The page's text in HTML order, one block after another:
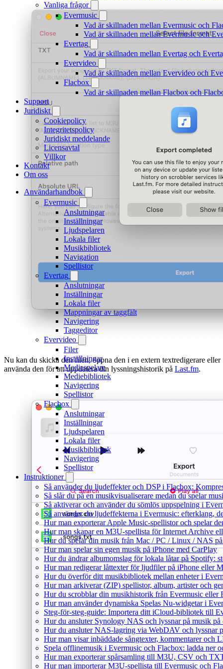
Vanliga frågor
Evermusic
Vad är skillnaden mellan Evermusic och
Vad är skillnaden mellan Evermusic och
Evertag
Vad är skillnaden mellan Evertag och
Evervideo
Vad är skillnaden mellan Evervideo och
Flacbox
Vad är skillnaden mellan Flacbox och
Support
Juridiskt
Cookiepolicy
Integritetspolicy
Juridiskt meddelande
Licensavtal
Villkor
Kontakt
Om oss
Användarhandbok
Evermusic
Anslutningar
Inställningar
Ljudspelaren
Lokala filer
Musikbibliotek
Navigation
Spellistor
Evertag
Anslutningar
Inställningar
Lokala filer
Mappningar av taggfält
Navigering
Taggeditor
Evervideo
Filer
Inställningar
Mediaspelare
Mediebibliotek
Navigering
Spellistor
Flacbox
Anslutningar
Inställningar
Ljudspelaren
Lokala filer
Musikbibliotek
Navigering
Spellistor
Instruktioner
Så använder du ljudeffekter och DSP i Flacbox:
Så slår du på en musikvisualiserare medan du spelar
Så aktiverar och använder du sömlös uppspelning i
Så använder du ljudeffekterna i Evermusic: efterklang,
Hur man exporterar Apple Music-spellistor och spelar
Hur man skapar en M3U-spellista för Internet Archive
Hur du spelar din musik från Mac / PC / Linux / NAS
Hur man spelar sin egen musik på iPhone med CarPlay
Hur du ändrar albumomslag för lokala låtar på Spotify:
Hur man redigerar låttexter för ljudfiler på iPhone eller
Hur du överför ditt musikbibliotek mellan enheter i
Hur man arkiverar (ZIP) spellistor, album, artister och
Hur du scrobblar din musikhistorik från Evermusic eller
Hur man använder dynamiska Spelas Nu-widgetar i
Steg-för-steg-guide: Importera ditt iCloud-bibliotek till
Hur du ansluter Synology NAS och lyssnar på musik
Hur du ansluter NAS-lagring via WebDAV och lyssnar
Hur man visar inbäddade sångtexter, kommentarer och
Spela offlinemusik i Evermusic och Flacbox: ladda ner
Hur man exporterar spårsamling till M3U, CSV och
Hur man importerar M3U-spellista till Evermusic och
Nu kan du skicka den filen, öppna den i en extern textredigerare eller
använda den för att uppdatera din lyssningshistorik på Last.fm.